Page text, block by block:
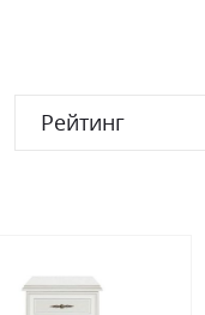
Рейтинг